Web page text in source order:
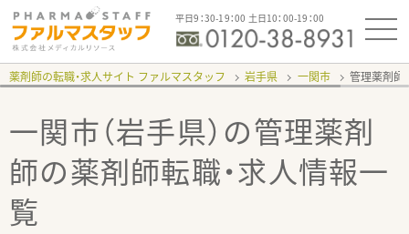
平日9：30-19：00 土日10：00-19：00
薬剤師の転職・求人サイト ファルマスタッフ 岩手県 一関市 管理薬剤師
一関市（岩手県）の管理薬剤
師の薬剤師転職・求人情報一
覧